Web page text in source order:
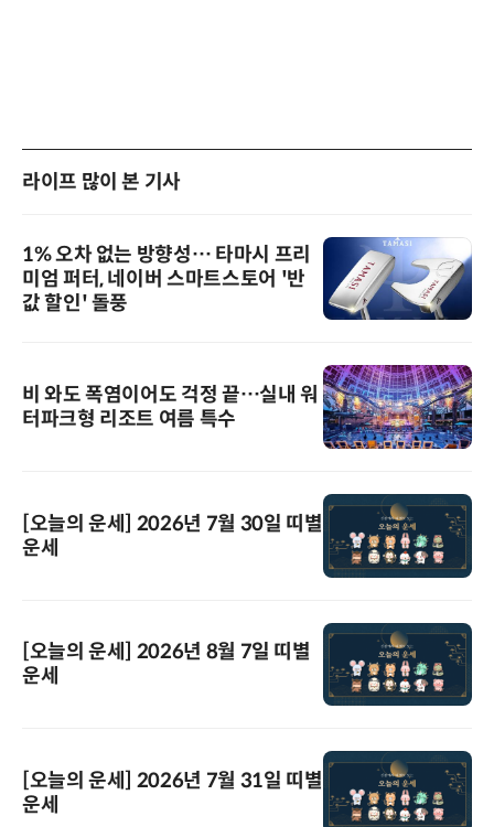
라이프 많이 본 기사
1% 오차 없는 방향성… 타마시 프리
미엄 퍼터, 네이버 스마트스토어 '반
값 할인' 돌풍
비 와도 폭염이어도 걱정 끝…실내 워
터파크형 리조트 여름 특수
[오늘의 운세] 2026년 7월 30일 띠별
운세
[오늘의 운세] 2026년 8월 7일 띠별
운세
[오늘의 운세] 2026년 7월 31일 띠별
운세